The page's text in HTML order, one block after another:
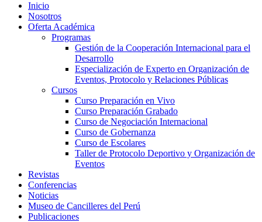
Inicio
Nosotros
Oferta Académica
Programas
Gestión de la Cooperación Internacional para el
Desarrollo
Especialización de Experto en Organización de
Eventos, Protocolo y Relaciones Públicas
Cursos
Curso Preparación en Vivo
Curso Preparación Grabado
Curso de Negociación Internacional
Curso de Gobernanza
Curso de Escolares
Taller de Protocolo Deportivo y Organización de
Eventos
Revistas
Conferencias
Noticias
Museo de Cancilleres del Perú
Publicaciones